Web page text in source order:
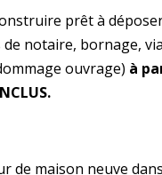
prêt à
de notaire, bornage,
ouvrage) à
de maison neuve